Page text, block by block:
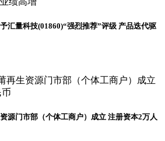
汇量科技(01860)“强烈推荐”评级 产品迭代驱
源门市部（个体工商户）成立 注册资本2万人